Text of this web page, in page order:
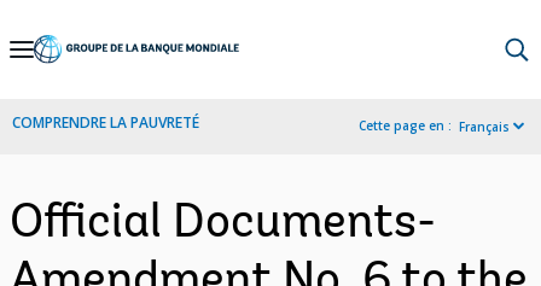
Skip
Navigation
COMPRENDRE LA PAUVRETÉ Cette page en : Français
Official Documents-